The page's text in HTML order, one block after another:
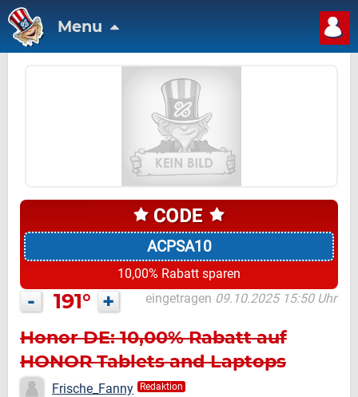
Menu
ACPSA10
10,00% Rabatt sparen
- 191° + eingetragen 09.10.2025 15:50 Uhr
Honor DE: 10,00% Rabatt auf
HONOR Tablets and Laptops
Frische_Fanny Redaktion